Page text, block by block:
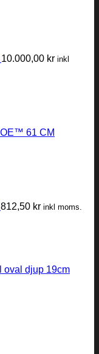
10.000,00 kr inkl
61 CM
812,50 kr inkl moms.
oval djup 19cm